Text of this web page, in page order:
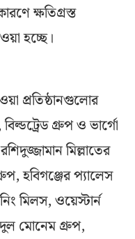
ক্ষতিগ্রস্ত
হচ্ছে।
প্রতিষ্ঠানগুলোর
গ্রুপ ও ভার্গো
মিল্লাতের
হবিগঞ্জের প্যালেস
মিলস, ওয়েস্টার্ন
মোনেম গ্রুপ,